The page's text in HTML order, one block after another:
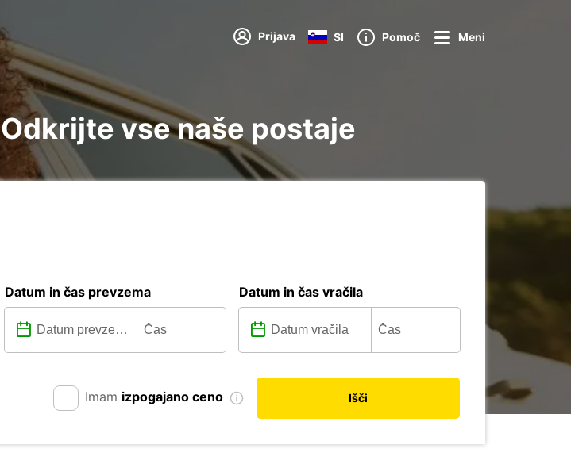
Prijava SI Pomoč Meni
vse naše postaje
Datum in čas prevzema Datum in čas vračila
Imam izpogajano ceno Išči